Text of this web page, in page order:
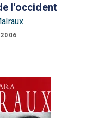
l'occident